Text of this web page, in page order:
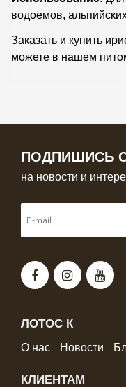
водоемов,
Заказать и купить
можете в нашем
ПОДПИШИСЬ
на новости и
ЛОТОС К
О нас Новости
КЛИЕНТАМ